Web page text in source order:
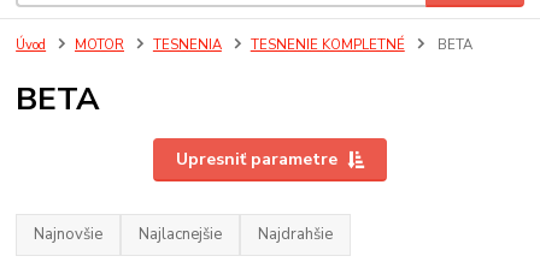
Úvod MOTOR TESNENIA TESNENIE KOMPLETNÉ BETA
BETA
Upresniť parametre
Najnovšie Najlacnejšie Najdrahšie